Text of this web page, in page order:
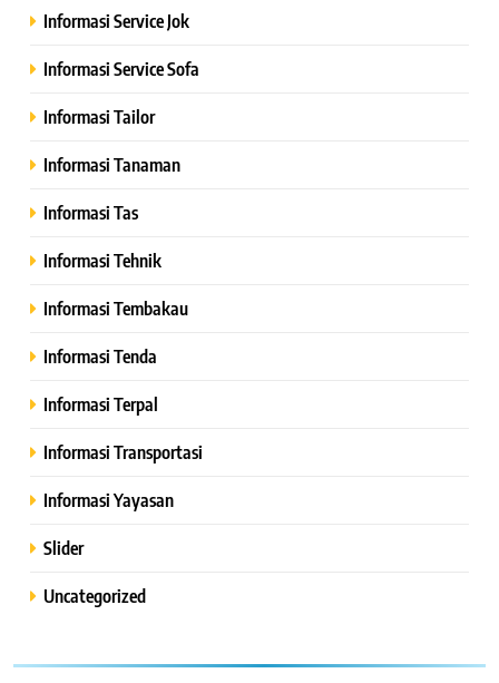
Informasi Service Jok
Informasi Service Sofa
Informasi Tailor
Informasi Tanaman
Informasi Tas
Informasi Tehnik
Informasi Tembakau
Informasi Tenda
Informasi Terpal
Informasi Transportasi
Informasi Yayasan
Slider
Uncategorized